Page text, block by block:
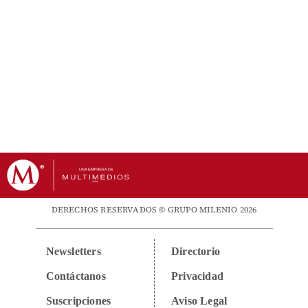
DERECHOS RESERVADOS © GRUPO MILENIO 2026
Newsletters
Contáctanos
Suscripciones
Directorio
Privacidad
Aviso Legal